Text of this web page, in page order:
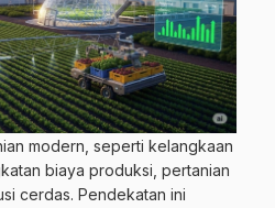
modern, seperti kelangkaan
biaya produksi, pertanian
cerdas. Pendekatan ini